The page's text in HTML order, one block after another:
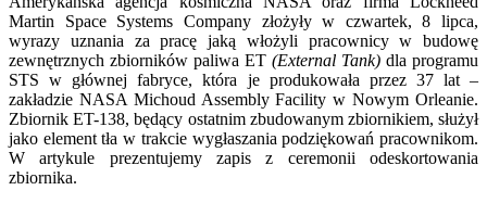
Martin Space Systems Company złożyły w czwartek, 8 lipca,
wyrazy uznania za pracę jaką włożyli pracownicy w budowę
zewnętrznych zbiorników paliwa ET (External Tank) dla programu
STS w głównej fabryce, która je produkowała przez 37 lat –
zakładzie NASA Michoud Assembly Facility w Nowym Orleanie.
Zbiornik ET-138, będący ostatnim zbudowanym zbiornikiem, służył
jako element tła w trakcie wygłaszania podziękowań pracownikom.
W artykule prezentujemy zapis z ceremonii odeskortowania
zbiornika.